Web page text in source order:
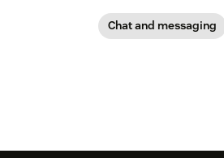
Chat and messaging